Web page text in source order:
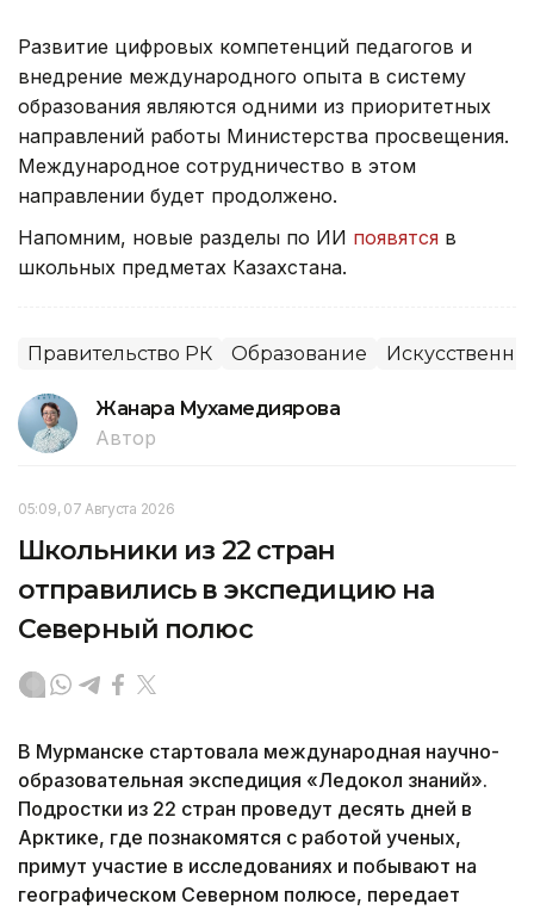
Развитие цифровых компетенций педагогов и
внедрение международного опыта в систему
образования являются одними из приоритетных
направлений работы Министерства просвещения.
Международное сотрудничество в этом
направлении будет продолжено.
Напомним, новые разделы по ИИ появятся в
школьных предметах Казахстана.
Правительство РК Образование
Жанара Мухамедиярова
Автор
05:09, 07 Августа 2026
Школьники из 22 стран
отправились в экспедицию на
Северный полюс
В Мурманске стартовала международная научно-
образовательная экспедиция «Ледокол знаний».
Подростки из 22 стран проведут десять дней в
Арктике, где познакомятся с работой ученых,
примут участие в исследованиях и побывают на
географическом Северном полюсе, передает